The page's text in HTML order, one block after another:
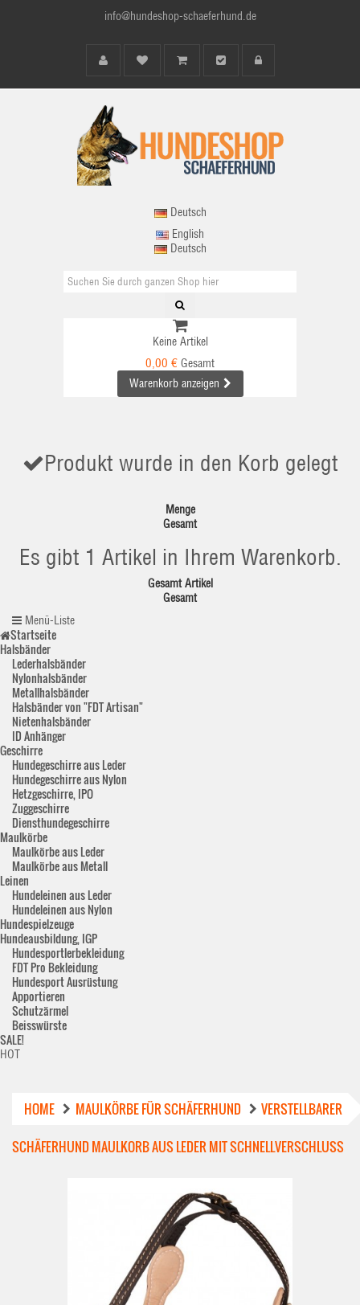
info@hundeshop-schaeferhund.de
Deutsch
English
Deutsch
Keine Artikel
0,00 € Gesamt
Warenkorb anzeigen
Produkt wurde in den Korb gelegt
Menge
Gesamt
Es gibt 1 Artikel in Ihrem Warenkorb.
Gesamt Artikel
Gesamt
Menü-Liste
Startseite
Halsbänder
Lederhalsbänder
Nylonhalsbänder
Metallhalsbänder
Halsbänder von "FDT Artisan"
Nietenhalsbänder
ID Anhänger
Geschirre
Hundegeschirre aus Leder
Hundegeschirre aus Nylon
Hetzgeschirre, IPO
Zuggeschirre
Diensthundegeschirre
Maulkörbe
Maulkörbe aus Leder
Maulkörbe aus Metall
Leinen
Hundeleinen aus Leder
Hundeleinen aus Nylon
Hundespielzeuge
Hundeausbildung, IGP
Hundesportlerbekleidung
FDT Pro Bekleidung
Hundesport Ausrüstung
Apportieren
Schutzärmel
Beisswürste
SALE!
HOT
HOME MAULKÖRBE FÜR SCHÄFERHUND
VERSTELLBARER
SCHÄFERHUND MAULKORB AUS LEDER MIT SCHNELLVERSCHLUSS